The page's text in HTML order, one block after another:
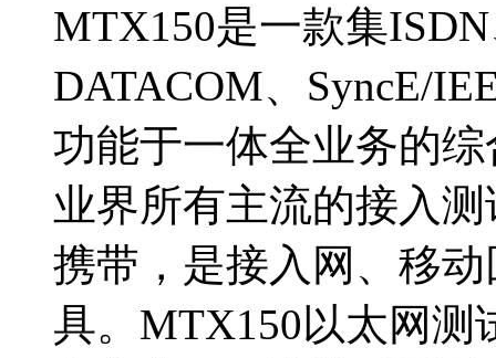
MTX150是一款集
DATACOM、SyncE/
功能于一体全业务的
业界所有主流的接入
携带，是接入网、移
具。MTX150以太网测